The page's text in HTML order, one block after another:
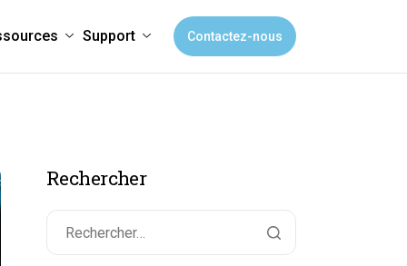
Support Contactez-nous
Rechercher